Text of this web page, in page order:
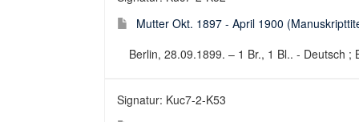
Mutter Okt. 1897 - April 1900
Berlin, 28.09.1899. – 1 Br., 1 Bl.. - Deutsch ;
Signatur: Kuc7-2-K53